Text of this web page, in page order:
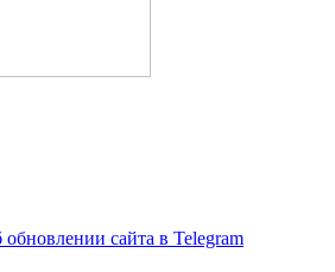
обновлении сайта в Telegram